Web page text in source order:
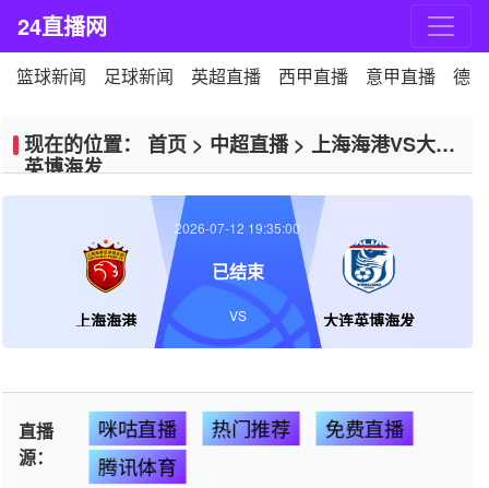
24直播网
篮球新闻 足球新闻 英超直播 西甲直播 意甲直播 德
现在的位置： 首页 > 中超直播> 上海海港VS大连
英博海发
上海海港 大连英博海发
2026-07-12 19:35:00
已结束
VS
直播
源：
咪咕直播 热门推荐
免费直播
腾讯体育